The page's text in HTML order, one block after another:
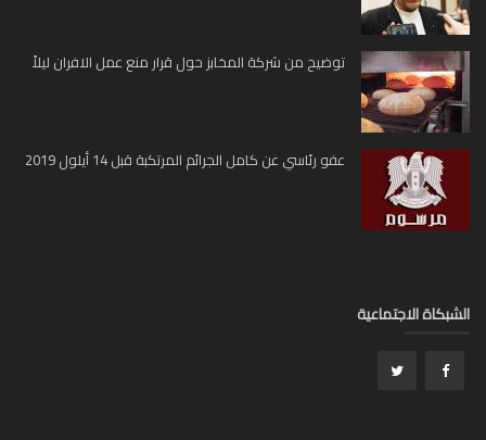
توضيح من شركة المخابز حول قرار منع عمل الافران ليلاً
عفو رئاسي عن كامل الجرائم المرتكبة قبل 14 أيلول 2019
الاجتماعية